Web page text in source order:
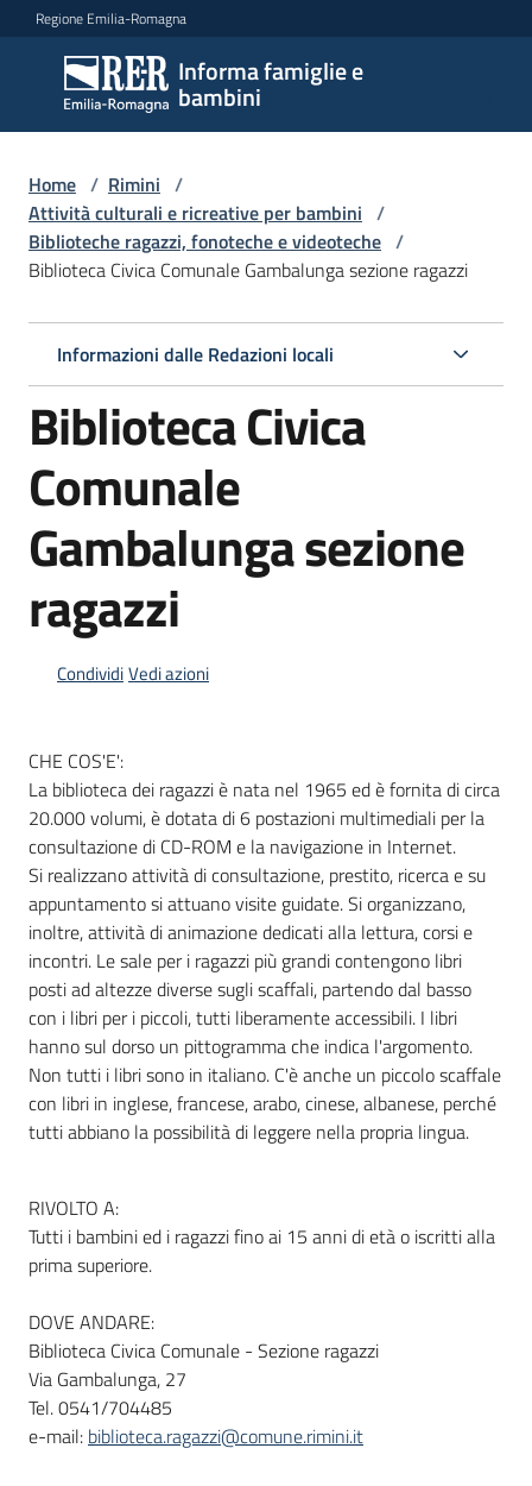
Vai al contenuto
Vai alla navigazione
Vai al footer
Regione Emilia-Romagna
Informa famiglie e
bambini
Informa
famiglie
e
bambini
Argomenti
Servizi
Centri
per
le
Informazioni
Newsletter
Home / Rimini /
Attività culturali e ricreative per bambini /
Biblioteche ragazzi, fonoteche e videoteche /
Biblioteca Civica Comunale Gambalunga sezione ragazzi
Informazioni dalle Redazioni locali
Biblioteca Civica
Comunale
Gambalunga sezione
ragazzi
CondividiVedi azioni
CHE COS'E':
La biblioteca dei ragazzi è nata nel 1965 ed è fornita di circa
20.000 volumi, è dotata di 6 postazioni multimediali per la
consultazione di CD-ROM e la navigazione in Internet.
Si realizzano attività di consultazione, prestito, ricerca e su
appuntamento si attuano visite guidate. Si organizzano,
inoltre, attività di animazione dedicati alla lettura, corsi e
incontri. Le sale per i ragazzi più grandi contengono libri
posti ad altezze diverse sugli scaffali, partendo dal basso
con i libri per i piccoli, tutti liberamente accessibili. I libri
hanno sul dorso un pittogramma che indica l'argomento.
Non tutti i libri sono in italiano. C'è anche un piccolo scaffale
con libri in inglese, francese, arabo, cinese, albanese, perché
tutti abbiano la possibilità di leggere nella propria lingua.
RIVOLTO A:
Tutti i bambini ed i ragazzi fino ai 15 anni di età o iscritti alla
prima superiore.
DOVE ANDARE:
Biblioteca Civica Comunale - Sezione ragazzi
Via Gambalunga, 27
Tel. 0541/704485
e-mail: biblioteca.ragazzi@comune.rimini.it